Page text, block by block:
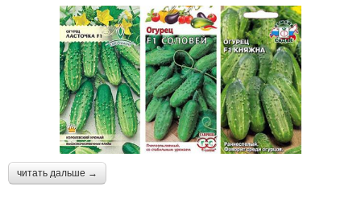
читать дальше →